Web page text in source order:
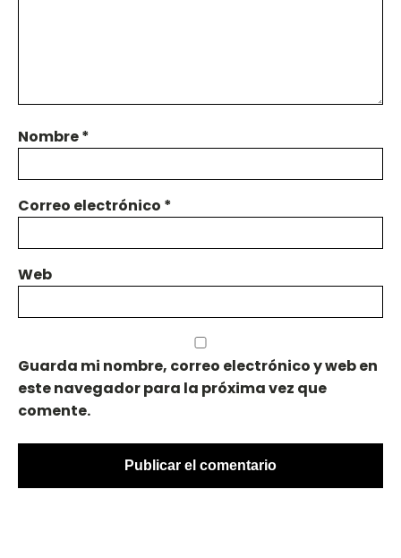
Nombre*
Correo electrónico *
Web
Guarda mi nombre, correo electrónico y web en
este navegador para la próxima vez que
comente.